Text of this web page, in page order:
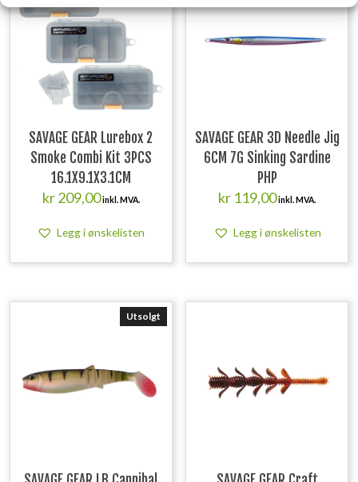
SAVAGE GEAR Lurebox 2
Smoke Combi Kit 3PCS
16.1X9.1X3.1CM
kr209,00inkl. MVA.
Legg i ønskelisten
SAVAGE GEAR 3D Needle Jig
6CM 7G Sinking Sardine
PHP
kr 119,00inkl. MVA.
Legg i ønskelisten
Utsolgt